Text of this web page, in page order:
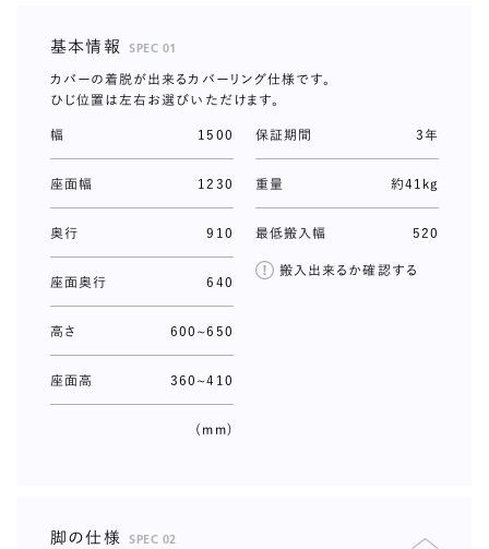
基本情報 SPEC 01
カバーの着脱が出来るカバーリング仕様です。
ひじ位置は左右お選びいただけます。
幅 1500
座面幅 1230
奥行 910
座面奥行 640
高さ 600~650
座面高 360~410
(mm)
保証期間 3年
重量 約41kg
最低搬入幅 520
搬入出来るか確認する
脚の仕様 SPEC 02